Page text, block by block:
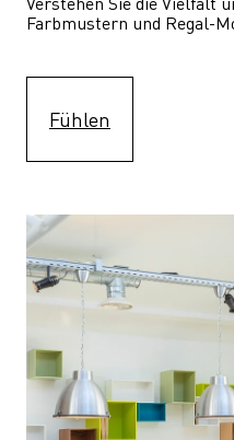
Farbmustern und Regal-
Fühlen